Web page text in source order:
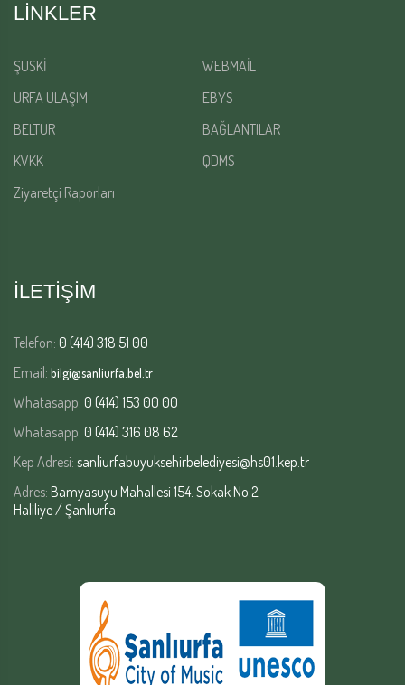
LINKLER
ŞUSKİ
WEBMAİL
URFA ULAŞIM
EBYS
BELTUR
BAĞLANTILAR
KVKK
QDMS
Ziyaretçi Raporları
İLETİŞİM
Telefon: 0 (414) 318 51 00
Email: bilgi@sanliurfa.bel.tr
Whatasapp: 0 (414) 153 00 00
Whatasapp: 0 (414) 316 08 62
Kep Adresi: sanliurfabuyuksehirbelediyesi@hs01.kep.tr
Adres: Bamyasuyu Mahallesi 154. Sokak No:2
Haliliye / Şanlıurfa